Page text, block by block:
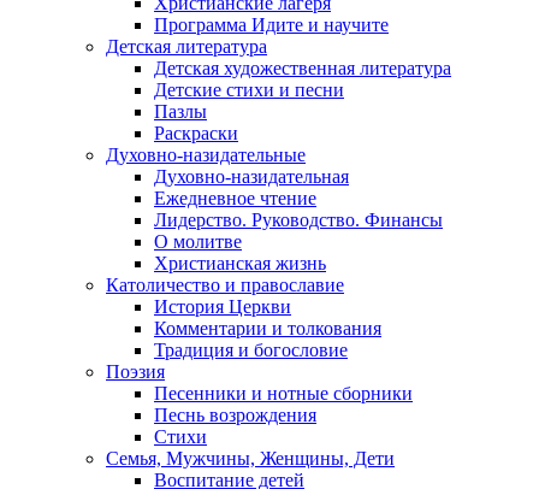
Программа Идите и научите
Детская литература
Детская художественная литература
Детские стихи и песни
Пазлы
Раскраски
Духовно-назидательные
Духовно-назидательная
Ежедневное чтение
Лидерство. Руководство. Финансы
О молитве
Христианская жизнь
Католичество и православие
История Церкви
Комментарии и толкования
Традиция и богословие
Поэзия
Песенники и нотные сборники
Песнь возрождения
Стихи
Семья, Мужчины, Женщины, Дети
Воспитание детей